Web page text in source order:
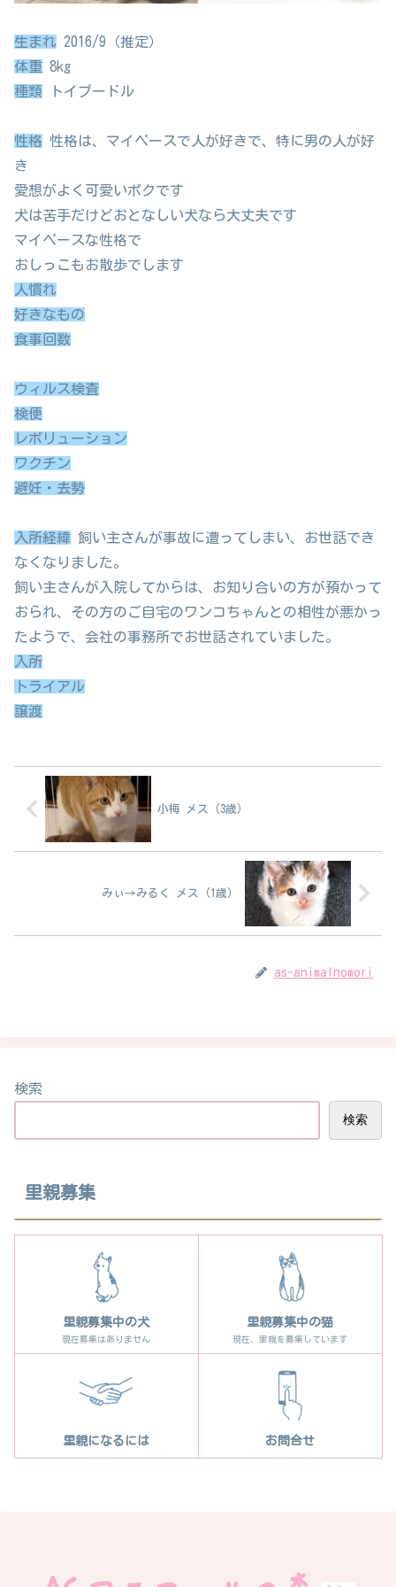
生まれ 2016/9（推定）
体重 8kg
種類
トイプードル
性格 性格は、マイペースで人が好きで、特に男の人が好
き
愛想がよく可愛いポクです
犬は苦手だけどおとなしい犬なら大丈夫です
マイペースな性格で
おしっこもお散歩でします
人慣れ
好きなもの
食事回数
ウィルス検査
検便
レボリューション
ワクチン
避妊・去勢
入所経緯 飼い主さんが事故に遭ってしまい、お世話でき
なくなりました。
飼い主さんが入院してからは、お知り合いの方が預かって
おられ、その方のご自宅のワンコちゃんとの相性が悪かっ
たようで、会社の事務所でお世話されていました。
入所
トライアル
譲渡
小梅 メス（3歳）
みぃ→みるく メス（1歳）
as-animalnomori
検索
検索
里親募集
里親募集中の犬
現在募集はありません
里親募集中の猫
現在、里親を募集しています
里親になるには お問合せ